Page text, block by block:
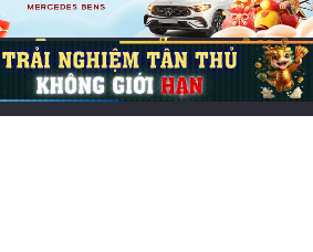
hay, trải nghiệm chiến thuật cực
Làm chủ chiến trường Crossfire